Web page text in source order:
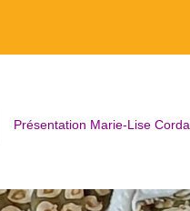
Présentation Marie-Lise Corda